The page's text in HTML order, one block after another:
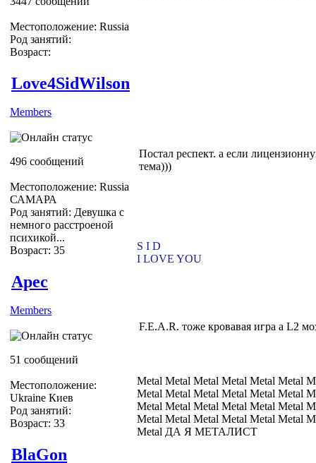
Местоположение: Russia
Род занятий:
Возраст:
Love4SidWilson
Members
496 сообщений
Местоположение: Russia
САМАРА
Род занятий: Девушка с
немного расстроеной
психикой...
Возраст: 35
Постал респект. а если
тема)))
S I D
I LOVE YOU
Apec
Members
51 сообщений
Местоположение:
Ukraine Киев
Род занятий:
Возраст: 33
F.E.A.R. тоже кровавая игра а L2
Metal Metal Metal Metal Metal Metal
Metal Metal Metal Metal Metal Metal
Metal Metal Metal Metal Metal Metal
Metal Metal Metal Metal Metal Metal
Metal ДА Я МЕТАЛИСТ
BlaGon